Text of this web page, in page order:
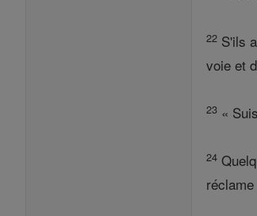
22 S'ils
voie et
23 «
24